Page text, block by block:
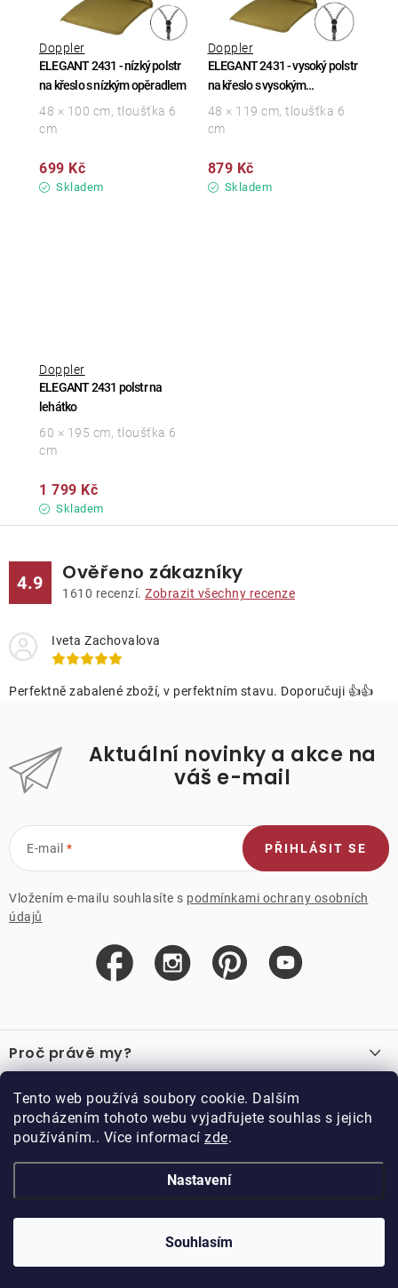
Tento web používá soubory cookie. Dalším
procházením tohoto webu vyjadřujete souhlas s jejich
používáním.. Více informací zde.
Nastavení
Souhlasím
ELEGANT 2431 - nízký polstr
na křeslo s nízkým opěradlem
Doppler
Skladem
699 Kč
48 × 100 cm, tloušťka 6
cm
ELEGANT 2431 - vysoký polstr
na křeslo s vysokým
opěradlem
Doppler
Skladem
879 Kč
48 × 119 cm, tloušťka 6
cm
ELEGANT 2431 polstr na
lehátko
Doppler
Skladem
1 799 Kč
60 × 195 cm, tloušťka 6
cm
4.9 Ověřeno zákazníky
1610 recenzí. Zobrazit všechny recenze
Iveta Zachovalova
Perfektně zabalené zboží, v perfektním stavu. Doporučuji 👍👍
Aktuální novinky a akce na
váš e-mail
E-mail
Vložením e-mailu souhlasíte s podmínkami ochrany osobních
údajů
PŘIHLÁSIT SE
á
p
a
Proč právě my?
Recenze
Důležité odkazy
Velkoobchod
Vzorková prodejna
Kariéra
Blog
O nákupu
Obchodní podmínky
Podmínky věrnostního programu
Kolekce
Doppler CZ spol. s.r.o.,
Trhové Sviny
DOPPLER CZ spol. s r.o.. Všechna práva vyhrazena.